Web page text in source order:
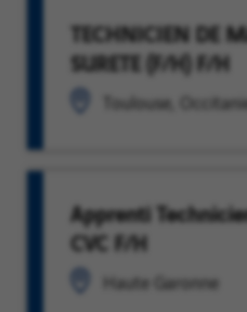
TECHNICIEN DE
SURETE (F/H) F/H
Toulouse,
Apprenti
CVC F/H
Haute Garonne